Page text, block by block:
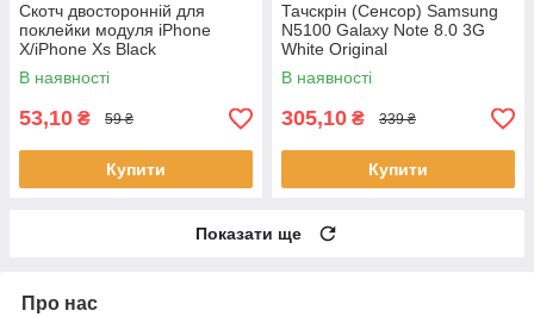
Скотч двосторонній для
поклейки модуля iPhone
X/iPhone Xs Black
В наявності
53,10 ₴ 59 ₴
Купити
Тачскрін (Сенсор) Samsung
N5100 Galaxy Note 8.0 3G
White Original
В наявності
305,10 ₴ 339 ₴
Купити
Показати ще
Про нас